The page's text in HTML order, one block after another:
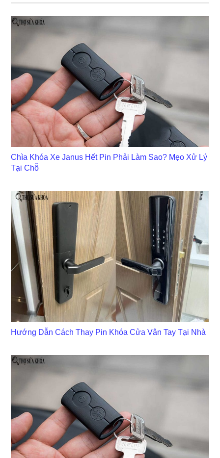
Chìa Khóa Xe Janus Hết Pin Phải Làm Sao? Mẹo Xử Lý
Tại Chỗ
Hướng Dẫn Cách Thay Pin Khóa Cửa Vân Tay Tại Nhà